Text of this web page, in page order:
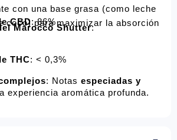
CBD: 86%
THC: < 0,3%
con una base grasa (como leche
coco) para maximizar la absorción
Marocco Shutter:
: Notas especiadas y
experiencia aromática profunda.